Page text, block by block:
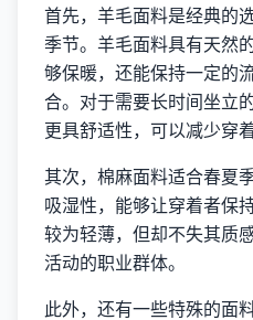
首先，羊毛面料是经典的
季节。羊毛面料具有天然
够保暖，还能保持一定的
合。对于需要长时间坐立
更具舒适性，可以减少穿
其次，棉麻面料适合春夏
吸湿性，能够让穿着者保
较为轻薄，但却不失其质
活动的职业群体。
此外，还有一些特殊的面